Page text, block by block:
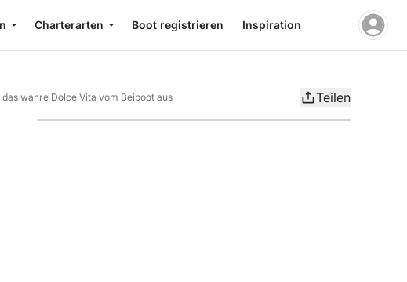
Charterarten Boot registrieren Inspiration
wahre Dolce Vita vom Beiboot aus Teilen